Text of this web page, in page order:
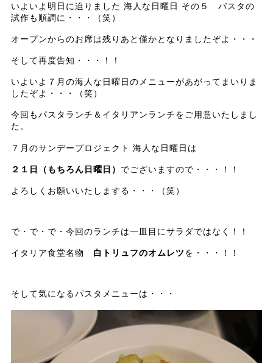
いよいよ明日に迫りました 海人な日曜日 その５ パスタの
試作も順調に・・・（笑）
オープンからのお席は残りあと僅かとなりましたぞよ・・・
そして再度告知・・・！！
いよいよ７月の海人な日曜日のメニューがあがってまいりま
したぞよ・・・（笑）
今回もパスタランチ＆イタリアンランチをご用意いたしまし
た。
７月のサンデープロジェクト 海人な日曜日は
２１日（もちろん日曜日） でございますので・・・！！
よろしくお願いいたしまする・・・（笑）
で・で・で・今回のランチは一皿目にサラダではなく！！
イタリア食堂名物 白トリュフのオムレツを・・・！！
そして気になるパスタメニューは・・・